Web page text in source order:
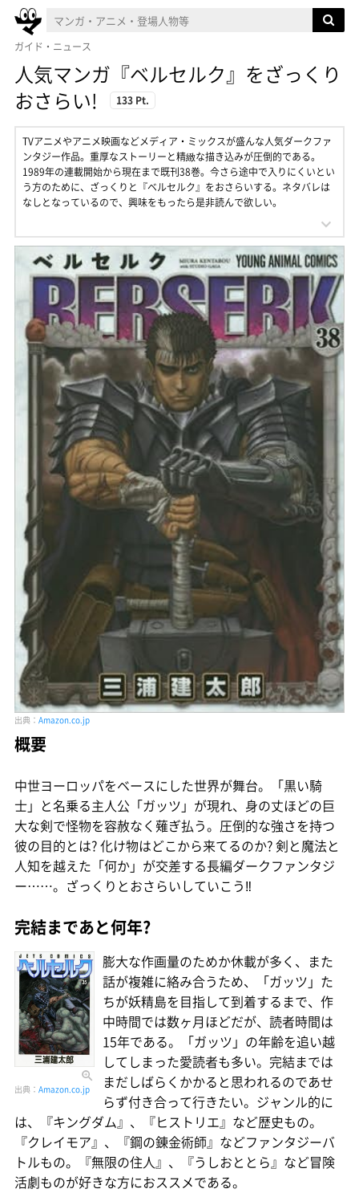
ガイド・ニュース
人気マンガ『ベルセルク』をざっくり
おさらい!
133 Pt.
TVアニメやアニメ映画などメディア・ミックスが盛んな人気ダークファ
ンタジー作品。重厚なストーリーと精緻な描き込みが圧倒的である。
1989年の連載開始から現在まで既刊38巻。今さら途中で入りにくいとい
う方のために、ざっくりと『ベルセルク』をおさらいする。ネタバレは
なしとなっているので、興味をもったら是非読んで欲しい。
出典： Amazon.co.jp
概要
中世ヨーロッパをベースにした世界が舞台。「黒い騎
士」と名乗る主人公「ガッツ」が現れ、身の丈ほどの巨
大な剣で怪物を容赦なく薙ぎ払う。圧倒的な強さを持つ
彼の目的とは? 化け物はどこから来てるのか? 剣と魔法と
人知を越えた「何か」が交差する長編ダークファンタジ
ー……。ざっくりとおさらいしていこう‼
完結まであと何年?
出典： Amazon.co.jp
膨大な作画量のためか休載が多く、また
話が複雑に絡み合うため、「ガッツ」た
ちが妖精島を目指して到着するまで、作
中時間では数ヶ月ほどだが、読者時間は
15年である。「ガッツ」の年齢を追い越
してしまった愛読者も多い。完結までは
まだしばらくかかると思われるのであせ
らず付き合って行きたい。ジャンル的に
は、『キングダム』、『ヒストリエ』など歴史もの。
『クレイモア』、『鋼の錬金術師』などファンタジーバ
トルもの。『無限の住人』、『うしおととら』など冒険
活劇ものが好きな方におススメである。